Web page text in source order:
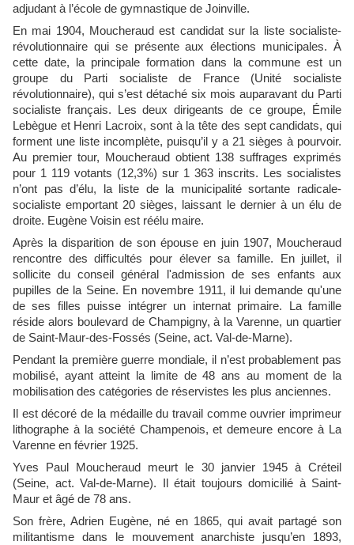
adjudant à l’école de gymnastique de Joinville.
En mai 1904, Moucheraud est candidat sur la liste socialiste-
révolutionnaire qui se présente aux élections municipales. À
cette date, la principale formation dans la commune est un
groupe du Parti socialiste de France (Unité socialiste
révolutionnaire), qui s’est détaché six mois auparavant du Parti
socialiste français. Les deux dirigeants de ce groupe, Émile
Lebègue et Henri Lacroix, sont à la tête des sept candidats, qui
forment une liste incomplète, puisqu’il y a 21 sièges à pourvoir.
Au premier tour, Moucheraud obtient 138 suffrages exprimés
pour 1 119 votants (12,3%) sur 1 363 inscrits. Les socialistes
n’ont pas d’élu, la liste de la municipalité sortante radicale-
socialiste emportant 20 sièges, laissant le dernier à un élu de
droite. Eugène Voisin est réélu maire.
Après la disparition de son épouse en juin 1907, Moucheraud
rencontre des difficultés pour élever sa famille. En juillet, il
sollicite du conseil général l'admission de ses enfants aux
pupilles de la Seine. En novembre 1911, il lui demande qu'une
de ses filles puisse intégrer un internat primaire. La famille
réside alors boulevard de Champigny, à la Varenne, un quartier
de Saint-Maur-des-Fossés (Seine, act. Val-de-Marne).
Pendant la première guerre mondiale, il n’est probablement pas
mobilisé, ayant atteint la limite de 48 ans au moment de la
mobilisation des catégories de réservistes les plus anciennes.
Il est décoré de la médaille du travail comme ouvrier imprimeur
lithographe à la société Champenois, et demeure encore à La
Varenne en février 1925.
Yves Paul Moucheraud meurt le 30 janvier 1945 à Créteil
(Seine, act. Val-de-Marne). Il était toujours domicilié à Saint-
Maur et âgé de 78 ans.
Son frère, Adrien Eugène, né en 1865, qui avait partagé son
militantisme dans le mouvement anarchiste jusqu’en 1893,